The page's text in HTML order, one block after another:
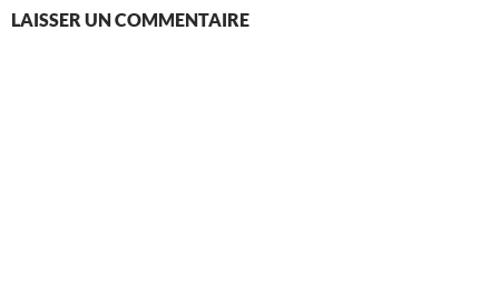
LAISSER UN COMMENTAIRE